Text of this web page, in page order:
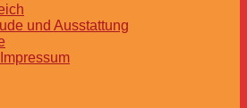
und Ausstattung